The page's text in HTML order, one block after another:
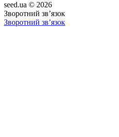
seed.ua © 2026
Зворотний зв’язок
Зворотний зв’язок